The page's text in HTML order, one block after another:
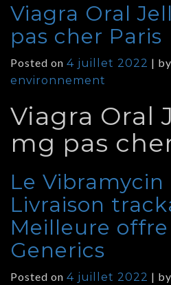
Viagra Oral
pas cher Paris
Posted on 4 juillet 2022 | by
environnement
Viagra Oral
mg pas
Le Vibramycin
Livraison
Meilleure
Generics
Posted on 4 juillet 2022 | by